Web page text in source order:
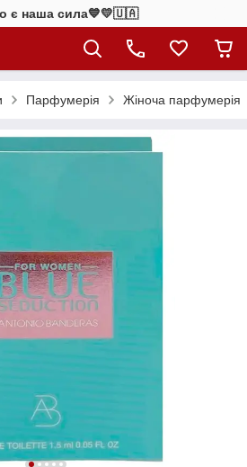
є наша сила​💙💛🇺🇦​
Парфумерія Жіноча парфумерія